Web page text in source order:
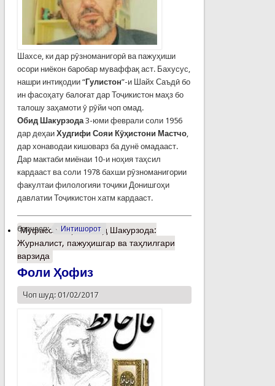
Шахсе, ки дар рӯзноманигорӣ ва пажуҳиши
осори ниёкон баробар муваффақ аст. Бахусус,
нашри интиқодии “Гулистон”-и Шайх Саъдӣ бо
ин фасоҳату балоғат дар Тоҷикистон маҳз бо
талошу заҳамоти ӯ рӯйи чоп омад.
Обид Шакурзода3-юми феврали соли 1956
дар деҳаи Худгифи Сояи Кӯҳистони Мастчо,
дар хонаводаи кишоварз ба дунё омадааст.
Дар мактаби миёнаи 10-и ноҳия таҳсил
кардааст ва соли 1978 бахши рӯзноманигории
факултаи филологияи тоҷики Донишгоҳи
давлатии Тоҷикистон хатм кардааст.
барчасп: Интишорот
Муфассалтаро Обид Шакурзода:
Журналист, пажуҳишгар ва таҳлилгари
варзида
Фоли Ҳофиз
Чоп шуд: 01/02/2017